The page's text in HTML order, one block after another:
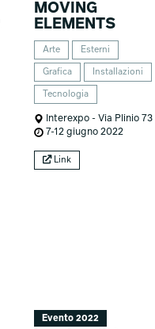
MOVING
ELEMENTS
Arte Esterni
Grafica Installazioni
Tecnologia
Interexpo - Via Plinio 73
7-12 giugno 2022
Link
Evento 2022